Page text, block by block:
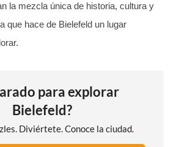
la mezcla única de historia, cultura y
que hace de Bielefeld un lugar
para explorar
Bielefeld?
Diviértete. Conoce la ciudad.